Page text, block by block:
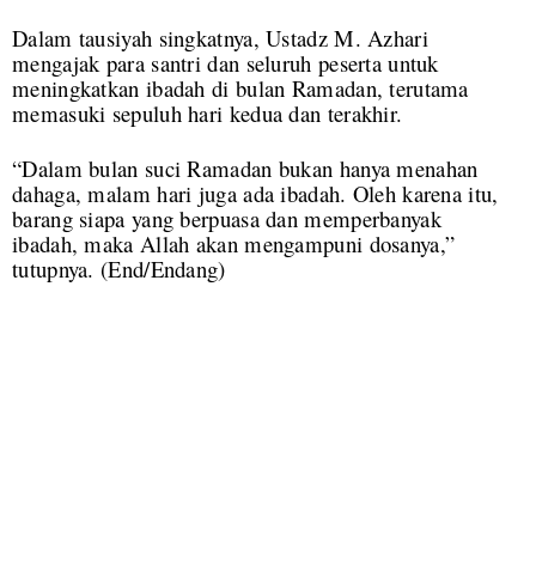
Dalam tausiyah singkatnya, Ustadz M. Azhari
mengajak para santri dan seluruh peserta untuk
meningkatkan ibadah di bulan Ramadan, terutama
memasuki sepuluh hari kedua dan terakhir.
“Dalam bulan suci Ramadan bukan hanya menahan
dahaga, malam hari juga ada ibadah. Oleh karena itu,
barang siapa yang berpuasa dan memperbanyak
ibadah, maka Allah akan mengampuni dosanya,”
tutupnya. (End/Endang)